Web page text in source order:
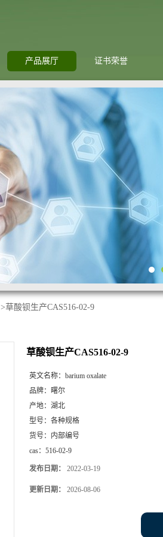
产品展厅 证书荣誉
>草酸钡生产CAS516-02-9
草酸钡生产CAS516-02-9
英文名称： barium oxalate
品牌： 曙尔
产地： 湖北
型号： 各种规格
货号：
内部编号
cas： 516-02-9
发布日期： 2022-03-19
更新日期： 2026-08-06